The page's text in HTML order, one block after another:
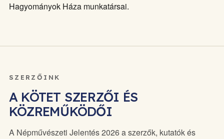
Hagyományok Háza munkatársai.
SZERZŐINK
A KÖTET SZERZŐI ÉS
KÖZREMŰKÖDŐI
A Népművészeti Jelentés 2026 a szerzők, kutatók és